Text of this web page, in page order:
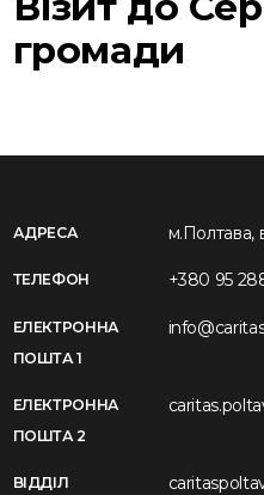
громади
АДРЕСА м.Полтава,
ТЕЛЕФОН +380 95
ЕЛЕКТРОННА
ПОШТА 1
ЕЛЕКТРОННА
ПОШТА 2
ВІДДІЛ